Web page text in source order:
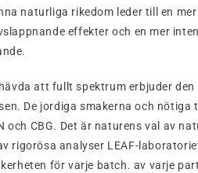
naturliga rikedom leder till en
effekter och en mer
att fullt spektrum erbjuder den
De jordiga smakerna och nötiga
och CBG. Det är naturens val av
rigorösa analyser LEAF-
för varje batch. av varje